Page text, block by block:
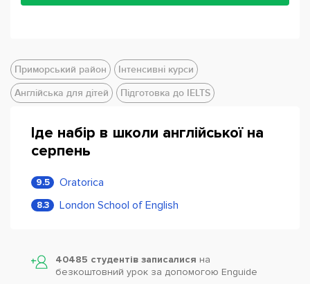
Приморський район
Інтенсивні курси
Англійська для дітей
Підготовка до IELTS
Іде набір в школи англійської на
серпень
9.5 Oratorica
8.3 London School of English
40485 студентів записалися на
безкоштовний урок за допомогою Enguide